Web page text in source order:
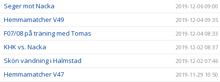
Seger mot Nacka 2019-12-06 09:00
Hemmamatcher V49 2019-12-04 09:35
F07/08 på träning med Tomas 2019-12-04 08:33
KHK vs. Nacka 2019-12-02 08:37
Skön vändning i Halmstad 2019-12-02 07:46
Hemmamatcher V47 2019-11-29 10:50